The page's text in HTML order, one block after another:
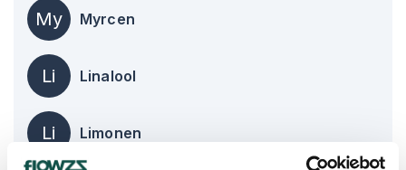
My Myrcen
Li Linalool
Li Limonen